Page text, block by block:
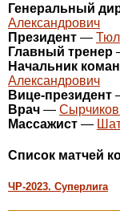
Генеральный
Александрович
Президент —
Главный тренер
Начальник
Александрович
Вице-президент
Врач —
Массажист —
Cписок матчей
ЧР-2023. Суперлига